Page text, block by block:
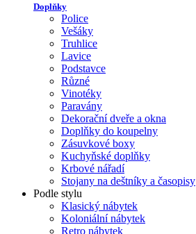
Doplňky
Police
Vešáky
Truhlice
Lavice
Podstavce
Různé
Vinotéky
Paravány
Dekorační dveře a okna
Doplňky do koupelny
Zásuvkové boxy
Kuchyňské doplňky
Krbové nářadí
Stojany na deštníky a časopisy
Podle stylu
Klasický nábytek
Koloniální nábytek
Retro nábytek